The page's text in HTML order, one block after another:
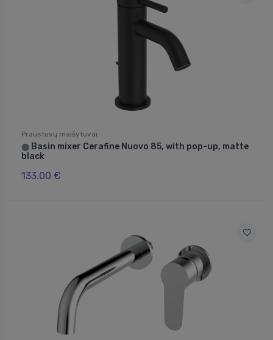
Praustuvų maišytuvai
⬤ Basin mixer Cerafine Nuovo 85, with pop-up, matte
black
133.00 €